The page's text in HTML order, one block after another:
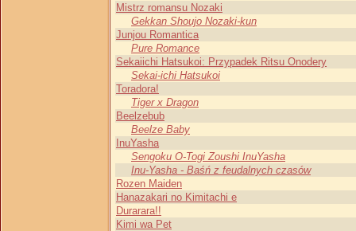
Mistrz romansu Nozaki
Gekkan Shoujo Nozaki-kun
Junjou Romantica
Pure Romance
Sekaiichi Hatsukoi: Przypadek Ritsu Onodery
Sekai-ichi Hatsukoi
Toradora!
Tiger x Dragon
Beelzebub
Beelze Baby
InuYasha
Sengoku O-Togi Zoushi InuYasha
Inu-Yasha - Baśń z feudalnych czasów
Rozen Maiden
Hanazakari no Kimitachi e
Durarara!!
Kimi wa Pet